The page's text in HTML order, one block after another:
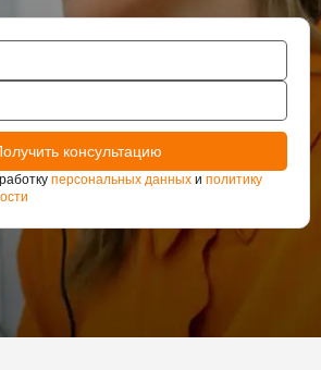
персональных данных и политику